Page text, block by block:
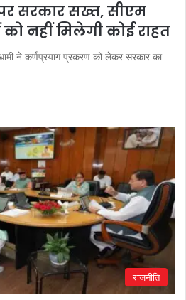
सरकार सख्त, सीएम
को नहीं मिलेगी कोई राहत
ने कर्णप्रयाग प्रकरण को लेकर सरकार का
राजनीति